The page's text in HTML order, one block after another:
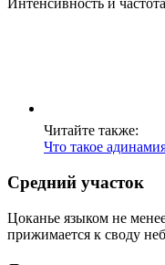
Интенсивность и
Читайте также:
Что такое
Средний участок
Цоканье языком не
прижимается к своду